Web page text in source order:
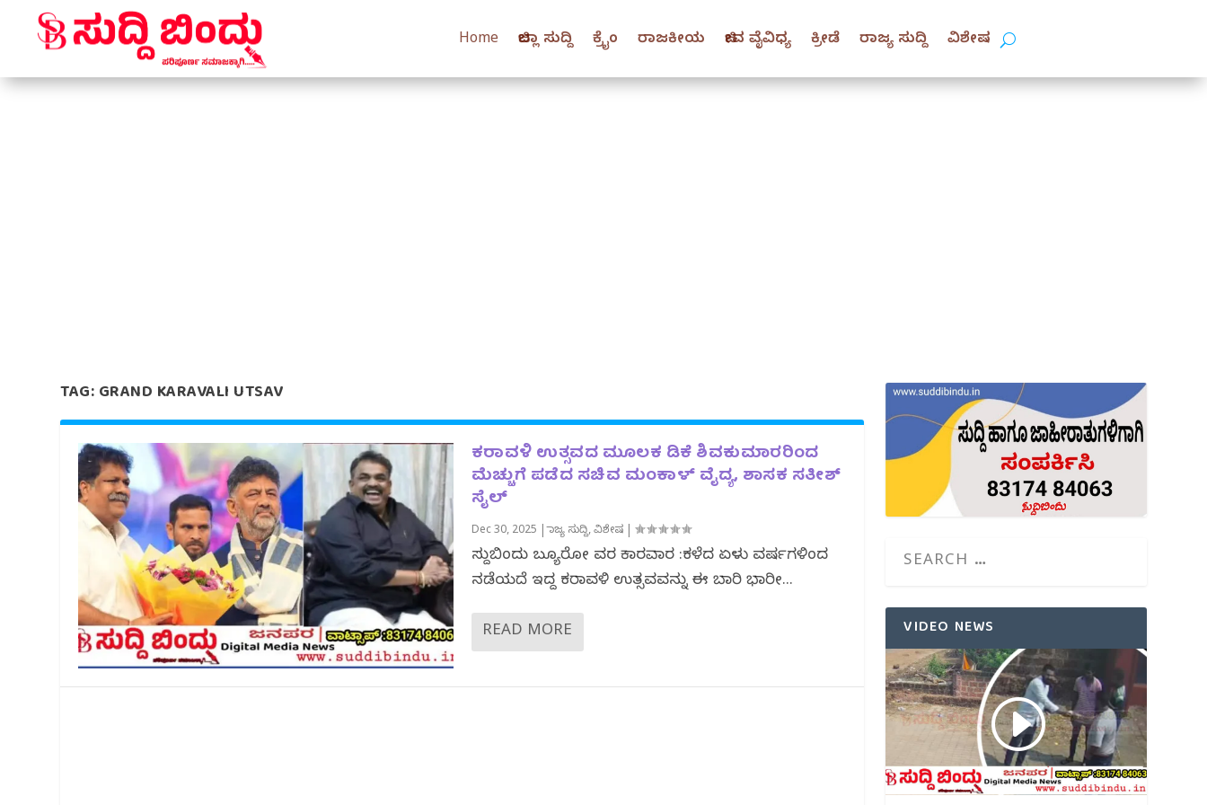
Home ಜಿಲ್ಲಾ ಸುದ್ದಿ ಕ್ರೈಂ ರಾಜಕೀಯ ಜೀವ ವೈವಿಧ್ಯ ಕ್ರೀಡೆ ರಾಜ್ಯ ಸುದ್ದಿ ವಿಶೇಷ
TAG:GRAND KARAVALI UTSAV
ಕರಾವಳಿ ಉತ್ಸವದ ಮೂಲಕ ಡಿಕೆ ಶಿವಕುಮಾರರಿಂದ
ಮೆಚ್ಚುಗೆ ಪಡೆದ ಸಚಿವ ಮಂಕಾಳ್ ವೈದ್ಯ, ಶಾಸಕ ಸತೀಶ್
ಸೈಲ್
Dec 30, 2025 |ರಾಜ್ಯ ಸುದ್ದಿ,ವಿಶೇಷ|
ಸುದ್ದಿಬಿಂದು ಬ್ಯೂರೋ ವರದಿ ಕಾರವಾರ :ಕಳೆದ ಏಳು ವರ್ಷಗಳಿಂದ
ನಡೆಯದೆ ಇದ್ದ ಕರಾವಳಿ ಉತ್ಸವವನ್ನು ಈ ಬಾರಿ ಭಾರೀ...
READ MORE VIDEO NEWS